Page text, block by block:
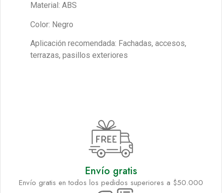
Material: ABS
Color: Negro
Aplicación recomendada: Fachadas, accesos,
terrazas, pasillos exteriores
Envío gratis
Envío gratis en todos los pedidos superiores a $50.000